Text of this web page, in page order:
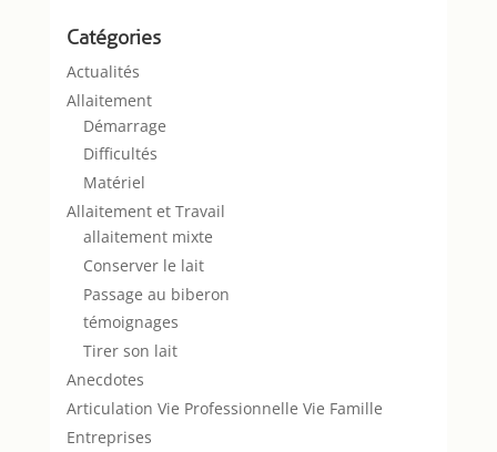
Catégories
Actualités
Allaitement
Démarrage
Difficultés
Matériel
Allaitement et Travail
allaitement mixte
Conserver le lait
Passage au biberon
témoignages
Tirer son lait
Anecdotes
Articulation Vie Professionnelle Vie Famille
Entreprises